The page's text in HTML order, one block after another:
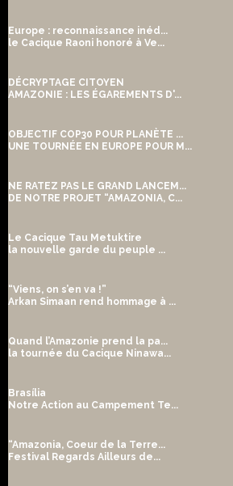
Europe : reconnaissance inéd...
le Cacique Raoni honoré à Ve...
DÉCRYPTAGE CITOYEN
AMAZONIE : LES ÉGAREMENTS D'...
OBJECTIF COP30 POUR PLANÈTE ...
UNE TOURNÉE EN EUROPE POUR M...
NE RATEZ PAS LE GRAND LANCEM...
DE NOTRE PROJET “AMAZONIA, C...
Le Cacique Tau Metuktire
la nouvelle garde du peuple ...
“Viens, on s’en va !”
Arkan Simaan rend hommage à ...
Quand l’Amazonie prend la pa...
la tournée du Cacique Ninawa...
Brasília
Notre Action au Campement Te...
“Amazonia, Coeur de la Terre...
Festival Regards Ailleurs de...